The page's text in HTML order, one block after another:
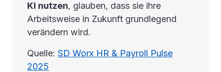
KI nutzen, glauben, dass sie ihre
Arbeitsweise in Zukunft grundlegend
verändern wird.
Quelle: SD Worx HR & Payroll Pulse
2025